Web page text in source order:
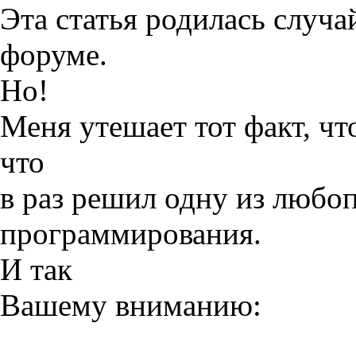
Эта статья родилась
форуме.
Но!
Меня утешает тот факт,
что
в раз решил одну из
программирования.
И так
Вашему вниманию: